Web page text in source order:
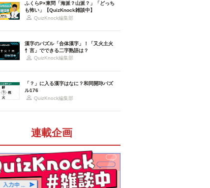
ふくらP×東問「海派？山派？」「どっち
も怖い」【QuizKnock雑談中】
QuizKnock編集部
漢字のパズル「合体漢字」！「又火土火
忄言」でできる二字熟語は？
QuizKnock編集部
「？」に入る漢字はなに？和同開珎パズ
ル176
QuizKnock編集部
連載企画